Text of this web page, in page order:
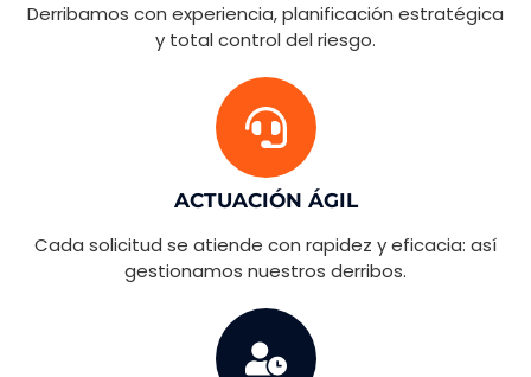
Derribamos con experiencia, planificación estratégica
y total control del riesgo.
ACTUACIÓN ÁGIL
Cada solicitud se atiende con rapidez y eficacia: así
gestionamos nuestros derribos.